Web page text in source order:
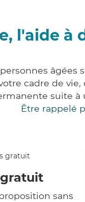
l'aide à
âgées
cadre de
suite
Être rappelé
sans